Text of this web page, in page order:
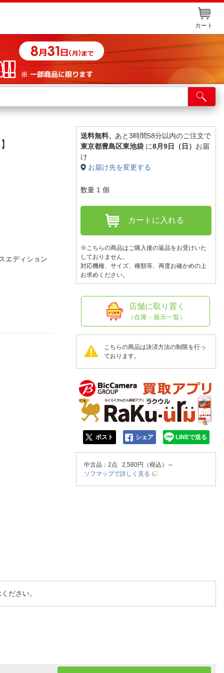
カート
舗サービス
ト取り置き
情報・店舗一覧
エディション
送料無料、 あと3時間58分以内のご注文で
東京都豊島区東池袋 に8月9日（日） お届
け
お届け先を変更する
数量 1 個
カートに入れる
※こちらの商品はご購入後の返品をお受けいた
しておりません。
対応機種、サイズ、種類等、再度お確かめの上
お求めください。
店舗に取り置く
（在庫・展示一覧）
こちらの商品は決済方法の制限を行っ
ております。
ポスト シェア LINEで送る
中古品 ：2点 2,580円（税込）～
ソフマップで詳しく見る
ださい。